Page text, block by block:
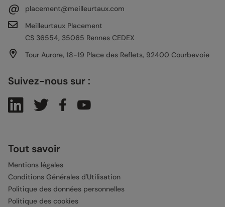
@
placement@meilleurtaux.com
Meilleurtaux Placement
CS 36554, 35065 Rennes CEDEX
Tour Aurore, 18-19 Place des Reflets, 92400 Courbevoie
Suivez-nous sur :
Tout savoir
Mentions légales
Conditions Générales d'Utilisation
Politique des données personnelles
Politique des cookies